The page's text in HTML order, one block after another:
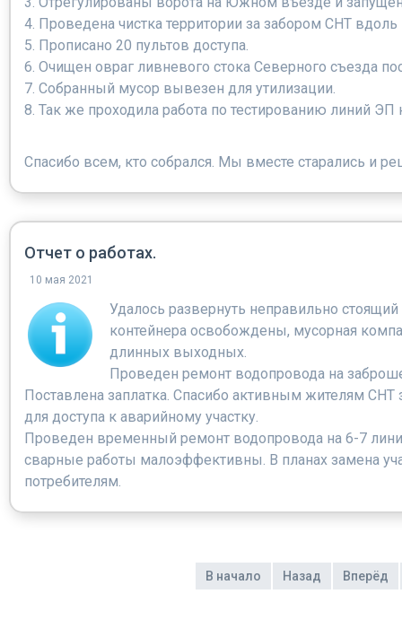
4. Проведена чистка территории за забором СНТ
5. Прописано 20 пультов доступа.
6. Очищен овраг ливневого стока Северного съезда
7. Собранный мусор вывезен для утилизации.
8. Так же проходила работа по тестированию линий
Спасибо всем, кто собрался. Мы вместе старались и
Отчет о работах.
10 мая 2021
Удалось развернуть неправильно
контейнера освобождены, мусорная
длинных выходных.
Проведен ремонт водопровода на
Поставлена заплатка. Спасибо активным жителям
для доступа к аварийному участку.
Проведен временный ремонт водопровода на 6-7
сварные работы малоэффективны. В планах замена
потребителям.
В начало Назад Вперёд